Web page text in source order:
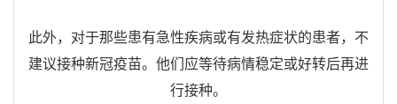
此外，对于那些患有急性疾病或有发热症状的患者，不
建议接种新冠疫苗。他们应等待病情稳定或好转后再进
行接种。